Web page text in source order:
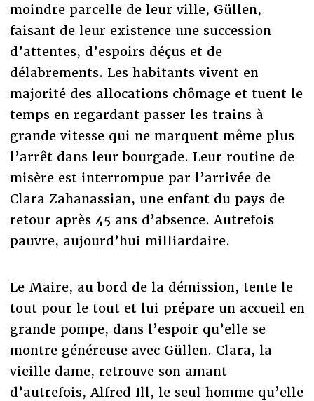
moindre parcelle de leur ville, Güllen,
faisant de leur existence une succession
d’attentes, d’espoirs déçus et de
délabrements. Les habitants vivent en
majorité des allocations chômage et tuent le
temps en regardant passer les trains à
grande vitesse qui ne marquent même plus
l’arrêt dans leur bourgade. Leur routine de
misère est interrompue par l’arrivée de
Clara Zahanassian, une enfant du pays de
retour après 45 ans d’absence. Autrefois
pauvre, aujourd’hui milliardaire.
Le Maire, au bord de la démission, tente le
tout pour le tout et lui prépare un accueil en
grande pompe, dans l’espoir qu’elle se
montre généreuse avec Güllen. Clara, la
vieille dame, retrouve son amant
d’autrefois, Alfred Ill, le seul homme qu’elle